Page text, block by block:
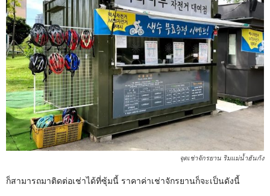
จุดเช่าจักรยาน ริมแม่น้ำฮันกัง
ก็สามารถมาติดต่อเช่าได้ที่ซุ้มนี้ ราคาค่าเช่าจักรยานก็จะเป็นดังนี้